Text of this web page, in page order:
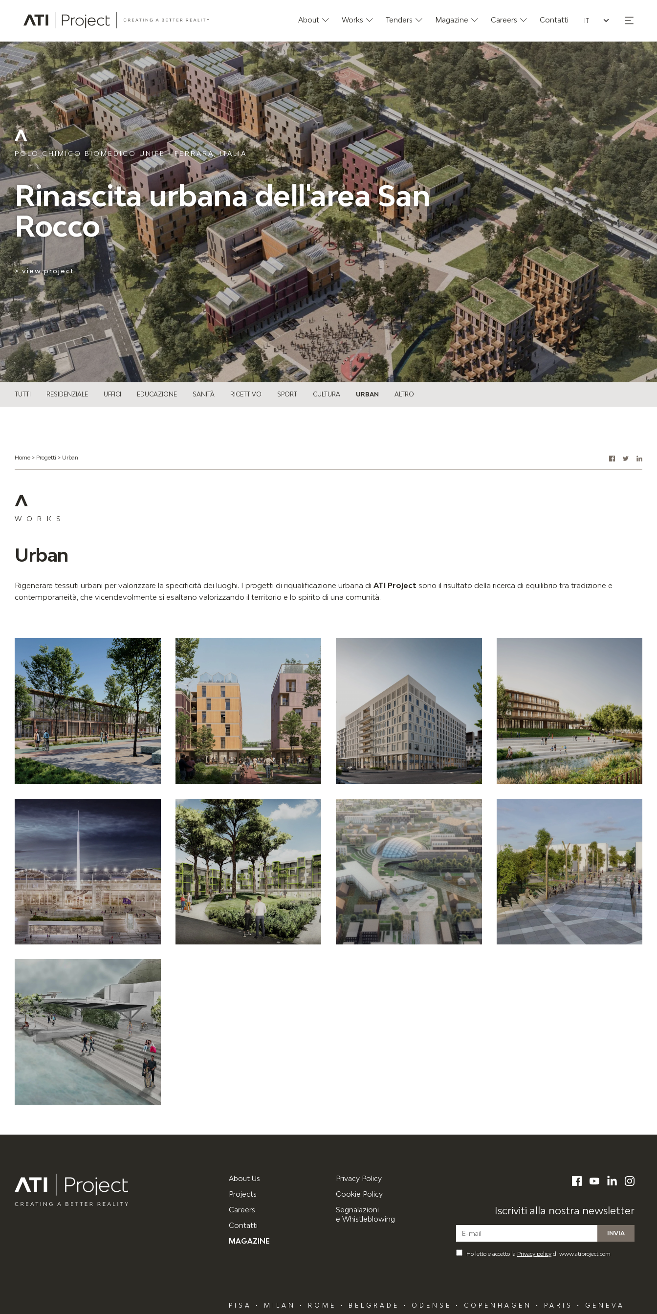
Seleziona la lingua
About Works Tenders Magazine Careers Contatti
POLO CHIMICO BIOMEDICO UNIFE • FERRARA, ITALIA
Rinascita urbana dell'area San
Rocco
> view project
TUTTI RESIDENZIALE UFFICI EDUCAZIONE SANITÀ RICETTIVO SPORT CULTURA URBAN ALTRO
Facebook
Twitter
Home > Progetti > Urban
WORKS
Urban
Rigenerare tessuti urbani per valorizzare la specificità dei luoghi. I progetti di riqualificazione urbana di ATI Project sono il risultato della ricerca di equilibrio tra tradizione e
contemporaneità, che vicendevolmente si esaltano valorizzando il territorio e lo spirito di una comunità.
About Us
Projects
Careers
Contatti
MAGAZINE
Privacy Policy
Cookie Policy
Segnalazioni
e Whistleblowing
Facebook
YouTubeLinkedIn
Iscriviti alla nostra newsletter
Ho letto e accetto la Privacy policydi www.atiproject.com
PISA • MILAN • ROME • BELGRADE • ODENSE • COPENHAGEN • PARIS • GENEVA